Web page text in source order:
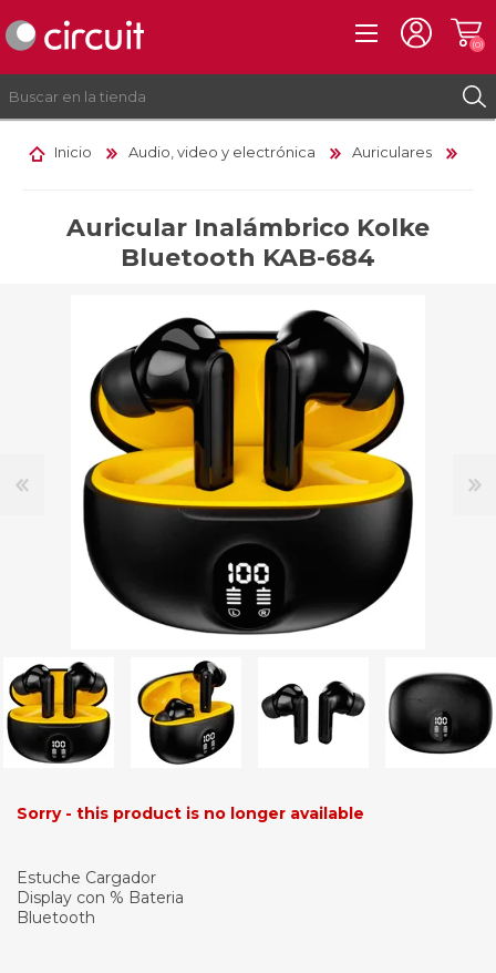
INICIAR SESIÓN
(0)
Inicio Audio, video y electrónica Auriculares
Auricular Inalámbrico Kolke
Bluetooth KAB-684
Sorry - this product is no longer available
Estuche Cargador
Display con % Bateria
Bluetooth